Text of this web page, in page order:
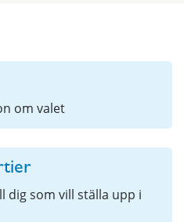
om valet
dig som vill ställa upp i